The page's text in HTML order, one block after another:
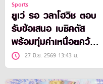
Sports
ยูเว่ รอ วลาโฮวิช ตอบ
รับข้อเสนอ เบซิคตัส
พร้อมทุ่มค่าเหนื่อยคว้า
ตัว 27 มิ.ย. 2569 13:43 น.